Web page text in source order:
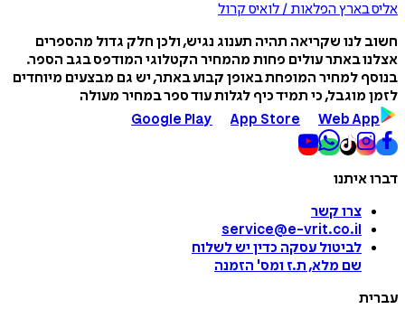
אליס בארץ הפלאות / לואיס קרול
חשוב לנו שקריאה תהיה תענוג נגיש, ולכן חלק גדול מהספרים
אצלנו באתר עולים פחות מהמחיר הקטלוגי המודפס בגב הספר.
בנוסף למחיר המופחת באופן קבוע באתר, יש גם מבצעים מיוחדים
לזמן מוגבל, כי תמיד כיף לגלות עוד ספר במחיר מעולה
Google Play
App Store Web App
דברו איתנו
צרו קשר
service@e-vrit.co.il
לביטול עסקה כדין יש לשלוח
שם מלא, ת.ז ומס' הזמנה
עברית